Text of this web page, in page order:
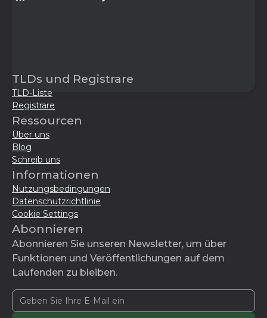
TLDs und Registrare
TLD-Liste
Registrare
Ressourcen
Über uns
Blog
Schreib uns
Informationen
Nutzungsbedingungen
Datenschutzrichtlinie
Cookie Settings
Abonnieren
Abonnieren Sie unseren Newsletter, um über
Funktionen und Veröffentlichungen auf dem
Laufenden zu bleiben.